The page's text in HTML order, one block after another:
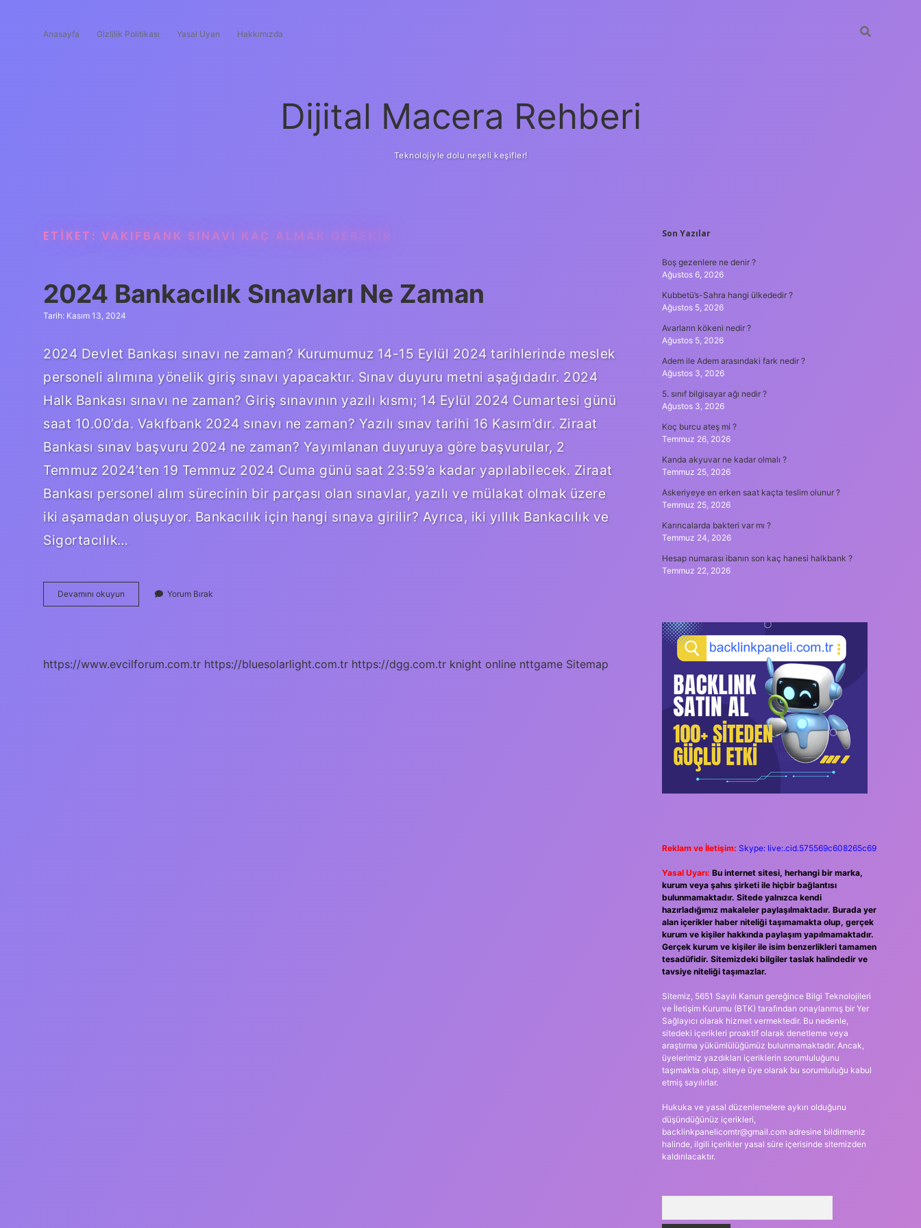
Anasayfa Gizlilik Politikası Yasal Uyarı Hakkımızda
Dijital Macera Rehberi
Teknolojiyle dolu neşeli keşifler!
ETIKET: VAKIFBANK SINAVI KAÇ ALMAK GEREKIR
2024 Bankacılık Sınavları Ne Zaman
Tarih: Kasım 13, 2024
2024 Devlet Bankası sınavı ne zaman? Kurumumuz 14-15 Eylül 2024 tarihlerinde meslek
personeli alımına yönelik giriş sınavı yapacaktır. Sınav duyuru metni aşağıdadır. 2024
Halk Bankası sınavı ne zaman? Giriş sınavının yazılı kısmı; 14 Eylül 2024 Cumartesi günü
saat 10.00’da. Vakıfbank 2024 sınavı ne zaman? Yazılı sınav tarihi 16 Kasım’dır. Ziraat
Bankası sınav başvuru 2024 ne zaman? Yayımlanan duyuruya göre başvurular, 2
Temmuz 2024’ten 19 Temmuz 2024 Cuma günü saat 23:59’a kadar yapılabilecek. Ziraat
Bankası personel alım sürecinin bir parçası olan sınavlar, yazılı ve mülakat olmak üzere
iki aşamadan oluşuyor. Bankacılık için hangi sınava girilir? Ayrıca, iki yıllık Bankacılık ve
Sigortacılık…
Devamını okuyun
Bankacılık
Yorum Bırak
https://www.evcilforum.com.tr https://bluesolarlight.com.tr https://dgg.com.tr knight online nttgame Sitemap
SIDEBAR
Son Yazılar
Boş gezenlere ne denir ?
Ağustos 6, 2026
Kubbetü’s-Sahra hangi ülkededir ?
Ağustos 5, 2026
Avarların kökeni nedir ?
Ağustos 5, 2026
Adem ile Adem arasındaki fark nedir ?
Ağustos 3, 2026
5. sınıf bilgisayar ağı nedir ?
Ağustos 3, 2026
Koç burcu ateş mi ?
Temmuz 26, 2026
Kanda akyuvar ne kadar olmalı ?
Temmuz 25, 2026
Askeriyeye en erken saat kaçta teslim olunur ?
Temmuz 25, 2026
Karıncalarda bakteri var mı ?
Temmuz 24, 2026
Hesap numarası ibanın son kaç hanesi halkbank ?
Temmuz 22, 2026
Reklam ve İletişim: Skype: live:.cid.575569c608265c69
Yasal Uyarı: Bu internet sitesi, herhangi bir marka,
kurum veya şahıs şirketi ile hiçbir bağlantısı
bulunmamaktadır. Sitede yalnızca kendi
hazırladığımız makaleler paylaşılmaktadır. Burada yer
alan içerikler haber niteliği taşımamakta olup, gerçek
kurum ve kişiler hakkında paylaşım yapılmamaktadır.
Gerçek kurum ve kişiler ile isim benzerlikleri tamamen
tesadüfidir. Sitemizdeki bilgiler taslak halindedir ve
tavsiye niteliği taşımazlar.
Sitemiz, 5651 Sayılı Kanun gereğince Bilgi Teknolojileri
ve İletişim Kurumu (BTK) tarafından onaylanmış bir Yer
Sağlayıcı olarak hizmet vermektedir. Bu nedenle,
sitedeki içerikleri proaktif olarak denetleme veya
araştırma yükümlülüğümüz bulunmamaktadır. Ancak,
üyelerimiz yazdıkları içeriklerin sorumluluğunu
taşımakta olup, siteye üye olarak bu sorumluluğu kabul
etmiş sayılırlar.
Hukuka ve yasal düzenlemelere aykırı olduğunu
düşündüğünüz içerikleri,
backlinkpanelicomtr@gmail.comadresine bildirmeniz
halinde, ilgili içerikler yasal süre içerisinde sitemizden
kaldırılacaktır.